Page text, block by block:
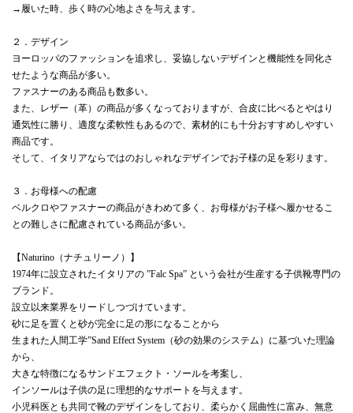
→履いた時、歩く時の心地よさを与えます。
２．デザイン
ヨーロッパのファッションを追求し、妥協しないデザインと機能性を同化さ
せたような商品が多い。
ファスナーのある商品も数多い。
また、レザー（革）の商品が多くなっておりますが、合皮に比べるとやはり
通気性に勝り、適度な柔軟性もあるので、素材的にも十分おすすめしやすい
商品です。
そして、イタリアならではのおしゃれなデザインでお子様の足を彩ります。
３．お母様への配慮
ベルクロやファスナーの商品がきわめて多く、お母様がお子様へ履かせるこ
との難しさに配慮されている商品が多い。
【Naturino（ナチュリーノ）】
1974年に設立されたイタリアの ”Falc Spa” という会社が生産する子供靴専門の
ブランド。
設立以来業界をリードしつづけています。
砂に足を置くと砂が完全に足の形になることから
生まれた人間工学”Sand Effect System（砂の効果のシステム）に基づいた理論
から、
大きな特徴になるサンドエフェクト・ソールを考案し、
インソールは子供の足に理想的なサポートを与えます。
小児科医とも共同で靴のデザインをしており、柔らかく屈曲性に富み、無意